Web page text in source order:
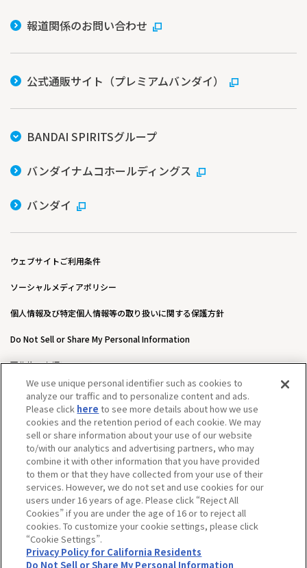
報道関係のお問い合わせ
公式通販サイト（プレミアムバンダイ）
BANDAI SPIRITSグループ
バンダイナムコホールディングス
バンダイ
ウェブサイトご利用条件
ソーシャルメディアポリシー
個人情報及び特定個人情報等の取り扱いに関する保護方針
Do Not Sell or Share My Personal Information
著作権・商標について
ウェブアクセシビリティ方針
カスタマーハラスメントに対する基本的な対応方針について
We use unique personal identifier such as cookies to
analyze our traffic and to personalize content and ads.
Please click here to see more details about how we use
cookies and the retention period of each cookie. We may
sell or share information about your use of our website
to/with our analytics and advertising partners, who may
combine it with other information that you have provided
to them or that they have collected from your use of their
services. However, we do not set and use cookies for our
users under 16 years of age. Please click “Reject All
Cookies” if you are under the age of 16 or to reject all
cookies. To customize your cookie settings, please click
“Cookie Settings”.
Privacy Policy for California Residents
Do Not Sell or Share My Personal Information